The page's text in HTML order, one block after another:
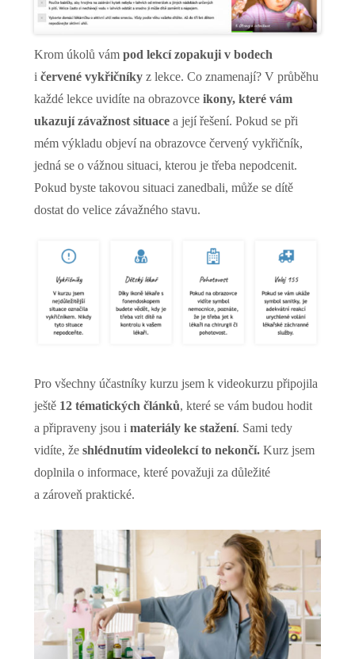
Krom úkolů vám pod lekcí zopakuji v bodech
i červené vykřičníkyz lekce. Co znamenají? V průběhu
každé lekce uvidíte na obrazovce ikony, které vám
ukazují závažnost situacea její řešení. Pokud se při
mém výkladu objeví na obrazovce červený vykřičník,
jedná se o vážnou situaci, kterou je třeba nepodcenit.
Pokud byste takovou situaci zanedbali, může se dítě
dostat do velice závažného stavu.
Pro všechny účastníky kurzu jsem k videokurzu připojila
ještě 12 tématických článků, které se vám budou hodit
a připraveny jsou i materiály ke stažení. Sami tedy
vidíte, že shlédnutím videolekcí to nekončí. Kurz jsem
doplnila o informace, které považuji za důležité
a zároveň praktické.